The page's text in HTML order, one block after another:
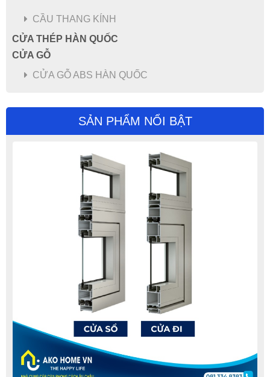
CẦU THANG KÍNH
CỬA THÉP HÀN QUỐC
CỬA GỖ
CỬA GỖ ABS HÀN QUỐC
SẢN PHẨM NỔI BẬT
CỬA ĐI MỞ TRƯỢT HỆ A115 - NHÔM XINGFA CLASS A